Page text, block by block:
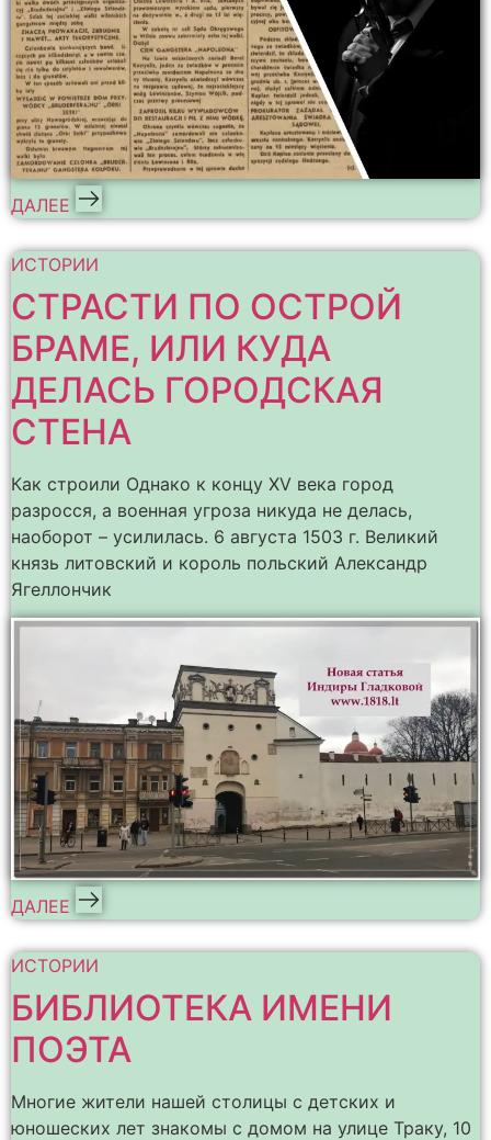
ДАЛЕЕ
ИСТОРИИ
СТРАСТИ ПО ОСТРОЙ
БРАМЕ, ИЛИ КУДА
ДЕЛАСЬ ГОРОДСКАЯ
СТЕНА
Как строили Однако к концу XV века город
разросся, а военная угроза никуда не делась,
наоборот – усилилась. 6 августа 1503 г. Великий
князь литовский и король польский Александр
Ягеллончик
ДАЛЕЕ
ИСТОРИИ
БИБЛИОТЕКА ИМЕНИ
ПОЭТА
Многие жители нашей столицы с детских и
юношеских лет знакомы с домом на улице Траку, 10